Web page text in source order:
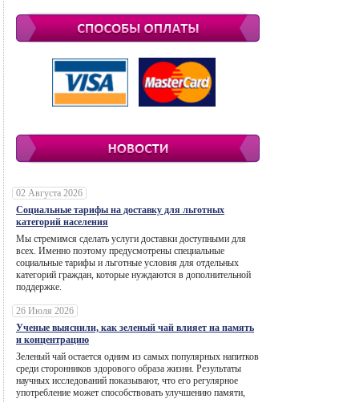
02 Августа 2026
Социальные тарифы на доставку для льготных
категорий населения
Мы стремимся сделать услуги доставки доступными для
всех. Именно поэтому предусмотрены специальные
социальные тарифы и льготные условия для отдельных
категорий граждан, которые нуждаются в дополнительной
поддержке.
26 Июля 2026
Ученые выяснили, как зеленый чай влияет на память
и концентрацию
Зеленый чай остается одним из самых популярных напитков
среди сторонников здорового образа жизни. Результаты
научных исследований показывают, что его регулярное
употребление может способствовать улучшению памяти,